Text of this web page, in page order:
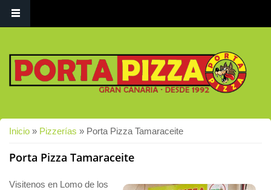
Usted está aquí
Inicio » Pizzerías » Porta Pizza Tamaraceite
Porta Pizza Tamaraceite
Visitenos en Lomo de los